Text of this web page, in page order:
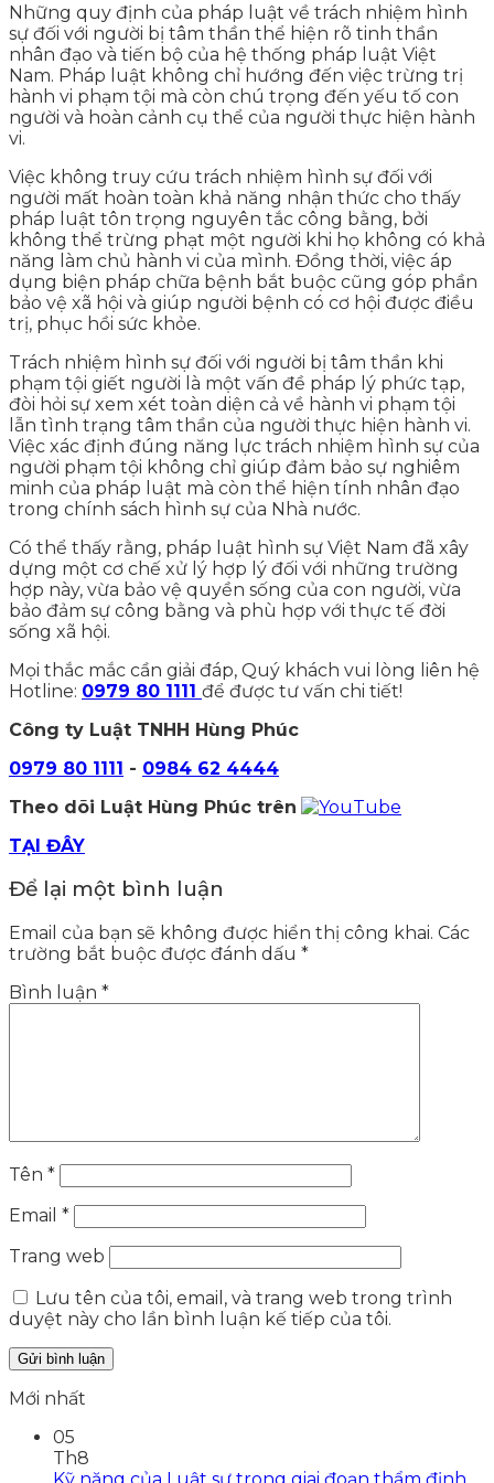
Những quy định của pháp luật về trách nhiệm hình
sự đối với người bị tâm thần thể hiện rõ tinh thần
nhân đạo và tiến bộ của hệ thống pháp luật Việt
Nam. Pháp luật không chỉ hướng đến việc trừng trị
hành vi phạm tội mà còn chú trọng đến yếu tố con
người và hoàn cảnh cụ thể của người thực hiện hành
vi.
Việc không truy cứu trách nhiệm hình sự đối với
người mất hoàn toàn khả năng nhận thức cho thấy
pháp luật tôn trọng nguyên tắc công bằng, bởi
không thể trừng phạt một người khi họ không có khả
năng làm chủ hành vi của mình. Đồng thời, việc áp
dụng biện pháp chữa bệnh bắt buộc cũng góp phần
bảo vệ xã hội và giúp người bệnh có cơ hội được điều
trị, phục hồi sức khỏe.
Trách nhiệm hình sự đối với người bị tâm thần khi
phạm tội giết người là một vấn đề pháp lý phức tạp,
đòi hỏi sự xem xét toàn diện cả về hành vi phạm tội
lẫn tình trạng tâm thần của người thực hiện hành vi.
Việc xác định đúng năng lực trách nhiệm hình sự của
người phạm tội không chỉ giúp đảm bảo sự nghiêm
minh của pháp luật mà còn thể hiện tính nhân đạo
trong chính sách hình sự của Nhà nước.
Có thể thấy rằng, pháp luật hình sự Việt Nam đã xây
dựng một cơ chế xử lý hợp lý đối với những trường
hợp này, vừa bảo vệ quyền sống của con người, vừa
bảo đảm sự công bằng và phù hợp với thực tế đời
sống xã hội.
Mọi thắc mắc cần giải đáp, Quý khách vui lòng liên hệ
Hotline: 0979 80 1111 để được tư vấn chi tiết!
Công ty Luật TNHH Hùng Phúc
0979 80 1111 - 0984 62 4444
Theo dõi Luật Hùng Phúc trên
TẠI ĐÂY
Để lại một bình luận
Email của bạn sẽ không được hiển thị công khai. Các
trường bắt buộc được đánh dấu *
Bình luận *
Tên *
Email *
Trang web
Lưu tên của tôi, email, và trang web trong trình
duyệt này cho lần bình luận kế tiếp của tôi.
Mới nhất
05
Th8